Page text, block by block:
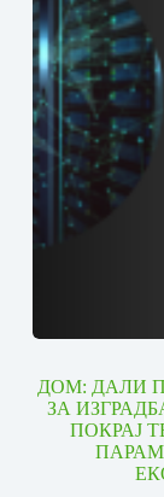
ДОМ: ДАЛИ
ЗА
ПОКРАЈ